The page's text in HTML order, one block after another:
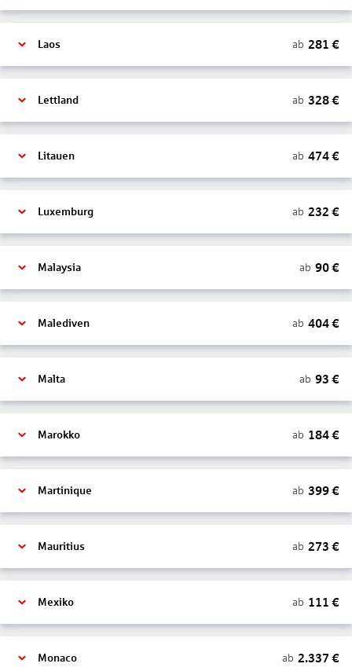
Laos ab 281 €
Lettland ab 328€
Litauen ab 474€
Luxemburg ab 232 €
Malaysia ab 90€
Malediven ab 404€
Malta ab 93 €
Marokko ab 184€
Martinique ab 399€
Mauritius ab 273 €
Mexiko ab 111 €
Monaco ab 2.337 €